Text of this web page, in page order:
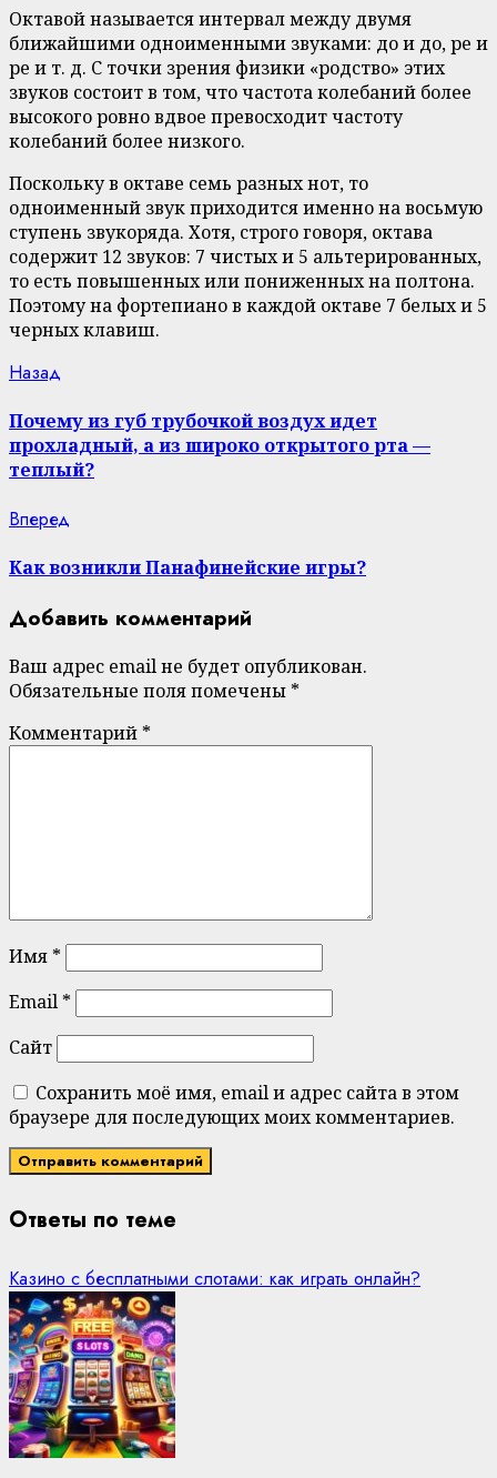
Октавой называется интервал между двумя
ближайшими одноименными звуками: до и до, ре и
ре и т. д. С точки зрения физики «родство» этих
звуков состоит в том, что частота колебаний более
высокого ровно вдвое превосходит частоту
колебаний более низкого.
Поскольку в октаве семь разных нот, то
одноименный звук приходится именно на восьмую
ступень звукоряда. Хотя, строго говоря, октава
содержит 12 звуков: 7 чистых и 5 альтерированных,
то есть повышенных или пониженных на полтона.
Поэтому на фортепиано в каждой октаве 7 белых и 5
черных клавиш.
Continue
Reading
Назад
Почему из губ трубочкой воздух идет
прохладный, а из широко открытого рта —
теплый?
Вперед
Как возникли Панафинейские игры?
Добавить комментарий
Ваш адрес email не будет опубликован.
Обязательные поля помечены *
Комментарий *
Имя *
Email *
Сайт
Сохранить моё имя, email и адрес сайта в этом
браузере для последующих моих комментариев.
Ответы по теме
Казино с бесплатными слотами: как играть онлайн?